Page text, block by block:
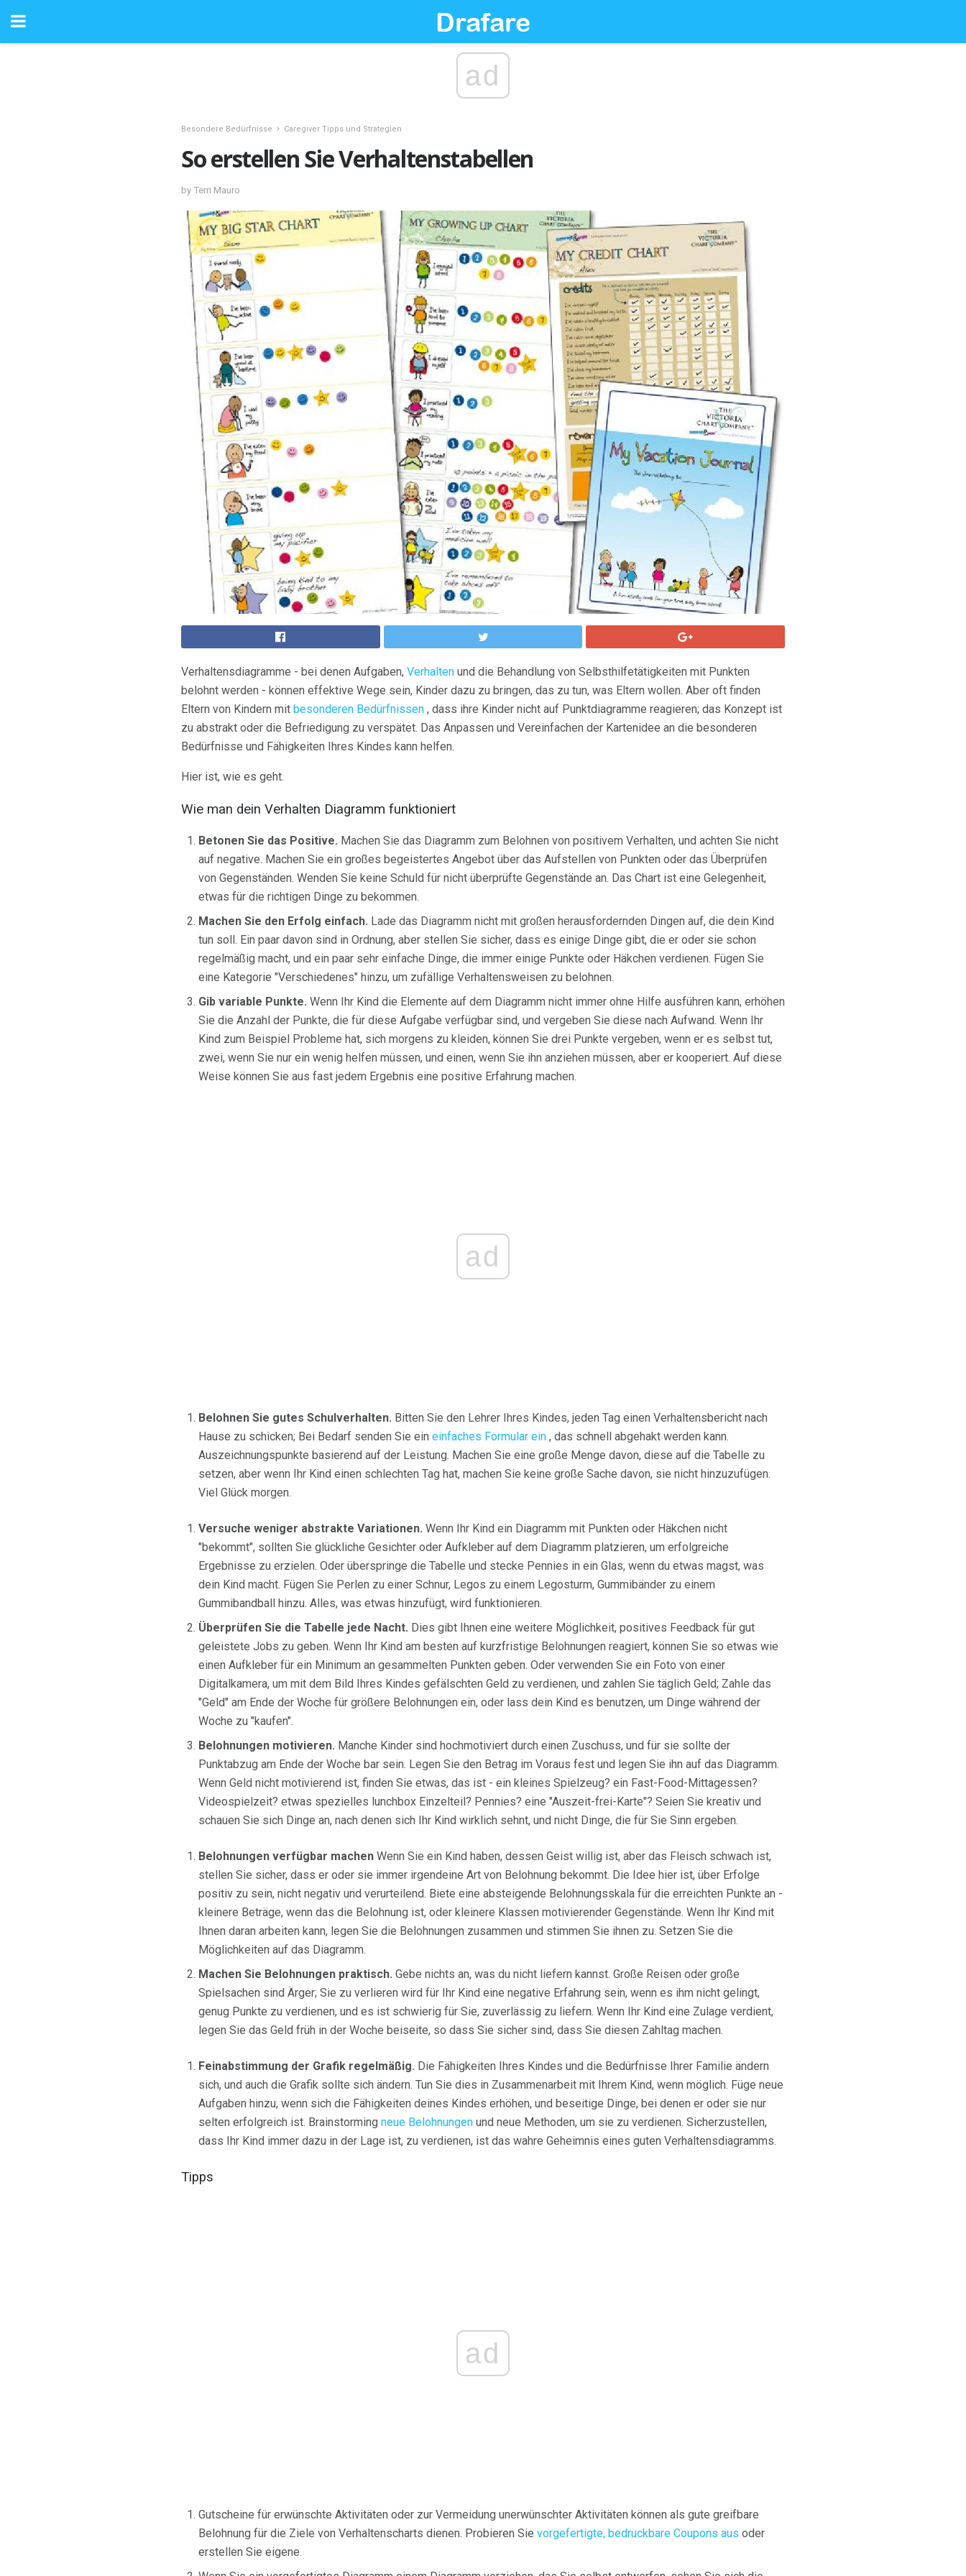
ad
Besondere Bedürfnisse Caregiver Tipps und Strategien
So erstellen Sie Verhaltenstabellen
by Terri Mauro
Verhaltensdiagramme - bei denen Aufgaben, Verhalten und die Behandlung von Selbsthilfetätigkeiten mit Punkten
belohnt werden - können effektive Wege sein, Kinder dazu zu bringen, das zu tun, was Eltern wollen. Aber oft finden
Eltern von Kindern mit besonderen Bedürfnissen , dass ihre Kinder nicht auf Punktdiagramme reagieren; das Konzept ist
zu abstrakt oder die Befriedigung zu verspätet. Das Anpassen und Vereinfachen der Kartenidee an die besonderen
Bedürfnisse und Fähigkeiten Ihres Kindes kann helfen.
Hier ist, wie es geht.
Wie man dein Verhalten Diagramm funktioniert
Betonen Sie das Positive. Machen Sie das Diagramm zum Belohnen von positivem Verhalten, und achten Sie nicht
auf negative. Machen Sie ein großes begeistertes Angebot über das Aufstellen von Punkten oder das Überprüfen
von Gegenständen. Wenden Sie keine Schuld für nicht überprüfte Gegenstände an. Das Chart ist eine Gelegenheit,
etwas für die richtigen Dinge zu bekommen.
Machen Sie den Erfolg einfach. Lade das Diagramm nicht mit großen herausfordernden Dingen auf, die dein Kind
tun soll. Ein paar davon sind in Ordnung, aber stellen Sie sicher, dass es einige Dinge gibt, die er oder sie schon
regelmäßig macht, und ein paar sehr einfache Dinge, die immer einige Punkte oder Häkchen verdienen. Fügen Sie
eine Kategorie "Verschiedenes" hinzu, um zufällige Verhaltensweisen zu belohnen.
Gib variable Punkte. Wenn Ihr Kind die Elemente auf dem Diagramm nicht immer ohne Hilfe ausführen kann, erhöhen
Sie die Anzahl der Punkte, die für diese Aufgabe verfügbar sind, und vergeben Sie diese nach Aufwand. Wenn Ihr
Kind zum Beispiel Probleme hat, sich morgens zu kleiden, können Sie drei Punkte vergeben, wenn er es selbst tut,
zwei, wenn Sie nur ein wenig helfen müssen, und einen, wenn Sie ihn anziehen müssen, aber er kooperiert. Auf diese
Weise können Sie aus fast jedem Ergebnis eine positive Erfahrung machen.
ad
Belohnen Sie gutes Schulverhalten. Bitten Sie den Lehrer Ihres Kindes, jeden Tag einen Verhaltensbericht nach
Hause zu schicken; Bei Bedarf senden Sie ein einfaches Formular ein , das schnell abgehakt werden kann.
Auszeichnungspunkte basierend auf der Leistung. Machen Sie eine große Menge davon, diese auf die Tabelle zu
setzen, aber wenn Ihr Kind einen schlechten Tag hat, machen Sie keine große Sache davon, sie nicht hinzuzufügen.
Viel Glück morgen.
Versuche weniger abstrakte Variationen. Wenn Ihr Kind ein Diagramm mit Punkten oder Häkchen nicht
"bekommt", sollten Sie glückliche Gesichter oder Aufkleber auf dem Diagramm platzieren, um erfolgreiche
Ergebnisse zu erzielen. Oder überspringe die Tabelle und stecke Pennies in ein Glas, wenn du etwas magst, was
dein Kind macht. Fügen Sie Perlen zu einer Schnur, Legos zu einem Legosturm, Gummibänder zu einem
Gummibandball hinzu. Alles, was etwas hinzufügt, wird funktionieren.
Überprüfen Sie die Tabelle jede Nacht. Dies gibt Ihnen eine weitere Möglichkeit, positives Feedback für gut
geleistete Jobs zu geben. Wenn Ihr Kind am besten auf kurzfristige Belohnungen reagiert, können Sie so etwas wie
einen Aufkleber für ein Minimum an gesammelten Punkten geben. Oder verwenden Sie ein Foto von einer
Digitalkamera, um mit dem Bild Ihres Kindes gefälschten Geld zu verdienen, und zahlen Sie täglich Geld; Zahle das
"Geld" am Ende der Woche für größere Belohnungen ein, oder lass dein Kind es benutzen, um Dinge während der
Woche zu "kaufen".
Belohnungen motivieren. Manche Kinder sind hochmotiviert durch einen Zuschuss, und für sie sollte der
Punktabzug am Ende der Woche bar sein. Legen Sie den Betrag im Voraus fest und legen Sie ihn auf das Diagramm.
Wenn Geld nicht motivierend ist, finden Sie etwas, das ist - ein kleines Spielzeug? ein Fast-Food-Mittagessen?
Videospielzeit? etwas spezielles lunchbox Einzelteil? Pennies? eine "Auszeit-frei-Karte"? Seien Sie kreativ und
schauen Sie sich Dinge an, nach denen sich Ihr Kind wirklich sehnt, und nicht Dinge, die für Sie Sinn ergeben.
Belohnungen verfügbar machen Wenn Sie ein Kind haben, dessen Geist willig ist, aber das Fleisch schwach ist,
stellen Sie sicher, dass er oder sie immer irgendeine Art von Belohnung bekommt. Die Idee hier ist, über Erfolge
positiv zu sein, nicht negativ und verurteilend. Biete eine absteigende Belohnungsskala für die erreichten Punkte an -
kleinere Beträge, wenn das die Belohnung ist, oder kleinere Klassen motivierender Gegenstände. Wenn Ihr Kind mit
Ihnen daran arbeiten kann, legen Sie die Belohnungen zusammen und stimmen Sie ihnen zu. Setzen Sie die
Möglichkeiten auf das Diagramm.
Machen Sie Belohnungen praktisch. Gebe nichts an, was du nicht liefern kannst. Große Reisen oder große
Spielsachen sind Ärger; Sie zu verlieren wird für Ihr Kind eine negative Erfahrung sein, wenn es ihm nicht gelingt,
genug Punkte zu verdienen, und es ist schwierig für Sie, zuverlässig zu liefern. Wenn Ihr Kind eine Zulage verdient,
legen Sie das Geld früh in der Woche beiseite, so dass Sie sicher sind, dass Sie diesen Zahltag machen.
Feinabstimmung der Grafik regelmäßig. Die Fähigkeiten Ihres Kindes und die Bedürfnisse Ihrer Familie ändern
sich, und auch die Grafik sollte sich ändern. Tun Sie dies in Zusammenarbeit mit Ihrem Kind, wenn möglich. Füge neue
Aufgaben hinzu, wenn sich die Fähigkeiten deines Kindes erhöhen, und beseitige Dinge, bei denen er oder sie nur
selten erfolgreich ist. Brainstorming neue Belohnungen und neue Methoden, um sie zu verdienen. Sicherzustellen,
dass Ihr Kind immer dazu in der Lage ist, zu verdienen, ist das wahre Geheimnis eines guten Verhaltensdiagramms.
Tipps
ad
Gutscheine für erwünschte Aktivitäten oder zur Vermeidung unerwünschter Aktivitäten können als gute greifbare
Belohnung für die Ziele von Verhaltenscharts dienen. Probieren Sie vorgefertigte, bedruckbare Coupons aus oder
erstellen Sie eigene.